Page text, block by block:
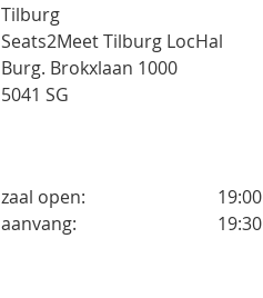
Tilburg
Seats2Meet Tilburg LocHal
Burg. Brokxlaan 1000
5041 SG
zaal open:
19:00
aanvang:
19:30